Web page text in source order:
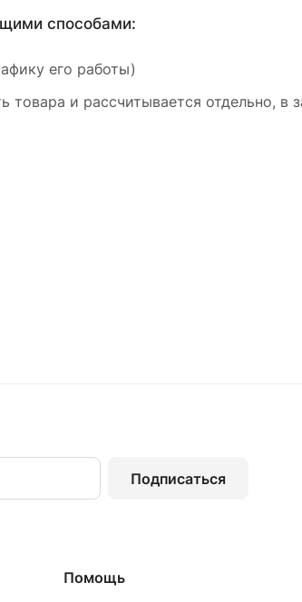
способами:
его работы)
и рассчитывается отдельно, в
Подписаться
Помощь